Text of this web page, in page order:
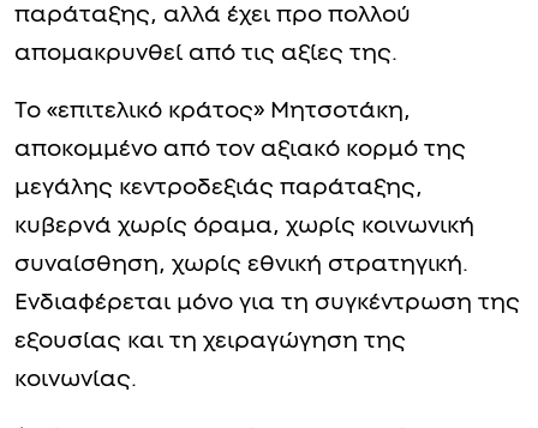
παράταξης, αλλά έχει προ πολλού
απομακρυνθεί από τις αξίες της.
Το «επιτελικό κράτος» Μητσοτάκη,
αποκομμένο από τον αξιακό κορμό της
μεγάλης κεντροδεξιάς παράταξης,
κυβερνά χωρίς όραμα, χωρίς κοινωνική
συναίσθηση, χωρίς εθνική στρατηγική.
Ενδιαφέρεται μόνο για τη συγκέντρωση της
εξουσίας και τη χειραγώγηση της
κοινωνίας.